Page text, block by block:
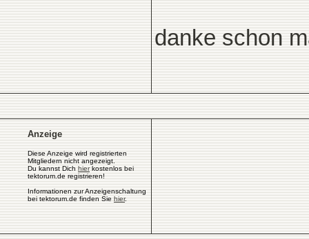
danke schon
Anzeige
Diese Anzeige wird registrierten
Mitgliedern nicht angezeigt.
Du kannst Dich hierkostenlos bei
tektorum.de registrieren!
Informationen zur Anzeigenschaltung
bei tektorum.de finden Sie hier.